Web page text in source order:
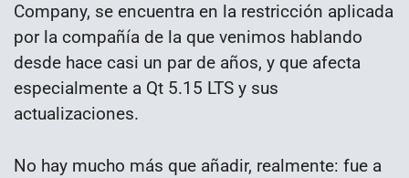
Company, se encuentra en la restricción aplicada
por la compañía de la que venimos hablando
desde hace casi un par de años, y que afecta
especialmente a Qt 5.15 LTS y sus
actualizaciones.
No hay mucho más que añadir, realmente: fue a